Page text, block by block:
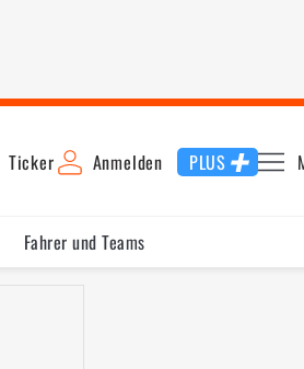
Ticker Anmelden PLUS
Fahrer und Teams